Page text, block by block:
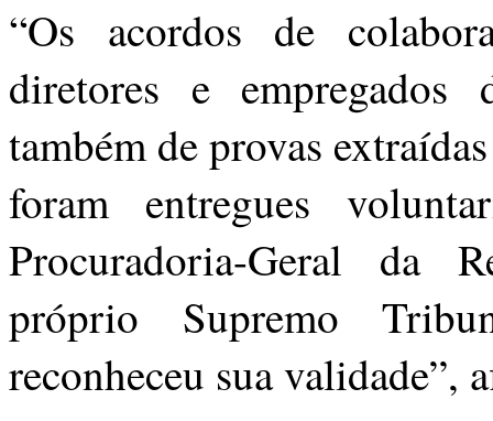
“Os acordos de
diretores e empregados
também de provas
foram entregues
Procuradoria-Geral da
próprio Supremo
reconheceu sua validade”,